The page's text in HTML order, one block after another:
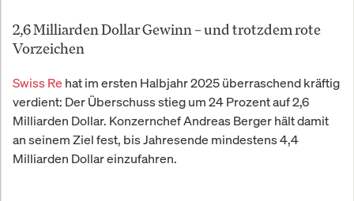
2,6 Milliarden Dollar Gewinn – und trotzdem rote
Vorzeichen
Swiss Re hat im ersten Halbjahr 2025 überraschend kräftig
verdient: Der Überschuss stieg um 24 Prozent auf 2,6
Milliarden Dollar. Konzernchef Andreas Berger hält damit
an seinem Ziel fest, bis Jahresende mindestens 4,4
Milliarden Dollar einzufahren.